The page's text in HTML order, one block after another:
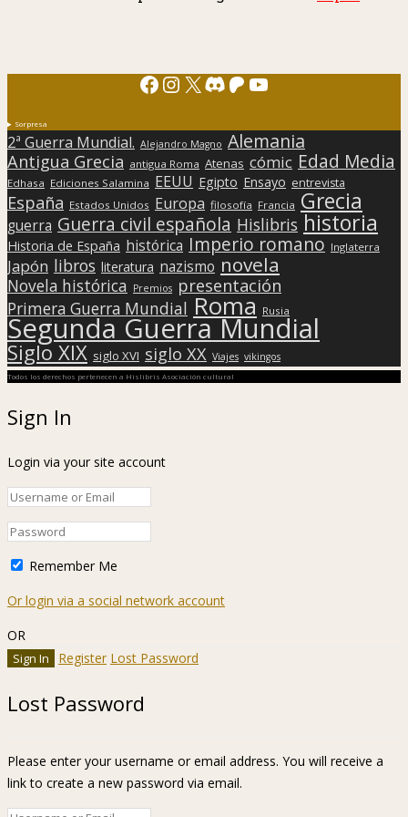
Facebook
Instagram
X Discord
Patreon
YouTube
Sorpresa
2ª Guerra Mundial. Alejandro Magno Alemania
Antigua Grecia antigua Roma Atenas cómic Edad Media
Edhasa Ediciones Salamina EEUU Egipto Ensayo entrevista
España Estados Unidos Europa filosofía Francia Grecia
guerra Guerra civil española Hislibris historia
Historia de España histórica Imperio romano Inglaterra
Japón libros literatura nazismo novela
Novela histórica Premios presentación
Primera Guerra Mundial Roma Rusia
Segunda Guerra Mundial
Siglo XIX siglo XVI siglo XX Viajes vikingos
Todos los derechos pertenecen a Hislibris Asociación cultural
Sign In
Login via your site account
Remember Me
Or login via a social network account
OR
Register Lost Password
Lost Password
Please enter your username or email address. You will receive a
link to create a new password via email.